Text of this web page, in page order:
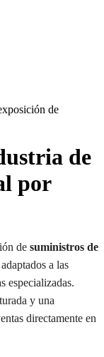
de
por
de suministros de
a las
especializadas.
y una
directamente en